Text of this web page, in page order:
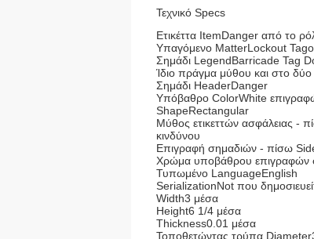
Τεχνικό Specs
Ετικέττα ItemDanger από το
Υπαγόμενο MatterLockout
Σημάδι LegendBarricade Tag
Ίδιο πράγμα μύθου και στο
Σημάδι HeaderDanger
Υπόβαθρο ColorWhite
ShapeRectangular
Μύθος ετικεττών ασφάλειας -
κινδύνου
Επιγραφή σημαδιών - πίσω
Χρώμα υποβάθρου επιγραφών
Τυπωμένο LanguageEnglish
SerializationNot που
Width3 μέσα
Height6 1/4 μέσα
Thickness0.01 μέσα
Τοποθετώντας τρύπα